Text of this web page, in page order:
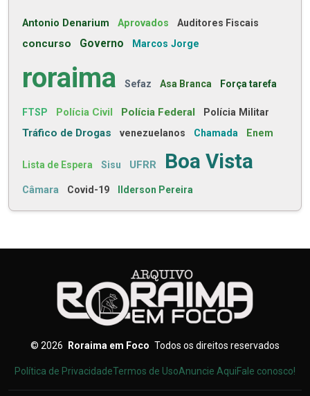
Antonio Denarium Aprovados Auditores Fiscais
concurso Governo Marcos Jorge
roraima Sefaz Asa Branca Força tarefa
FTSP Polícia Civil Polícia Federal Polícia Militar
Tráfico de Drogas venezuelanos Chamada Enem
Lista de Espera Sisu UFRR Boa Vista
Câmara Covid-19 Ilderson Pereira
© 2026 Roraima em Foco Todos os direitos reservados
Política de PrivacidadeTermos de UsoAnuncie AquiFale conosco!